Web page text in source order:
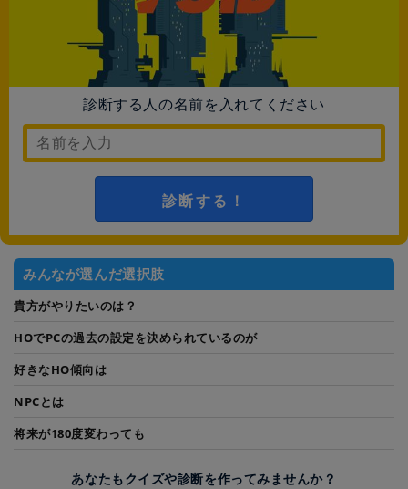
診断する人の名前を入れてください
診断する！
みんなが選んだ選択肢
貴方がやりたいのは？
HOでPCの過去の設定を決められているのが
好きなHO傾向は
NPCとは
将来が180度変わっても
あなたもクイズや診断を作ってみませんか？